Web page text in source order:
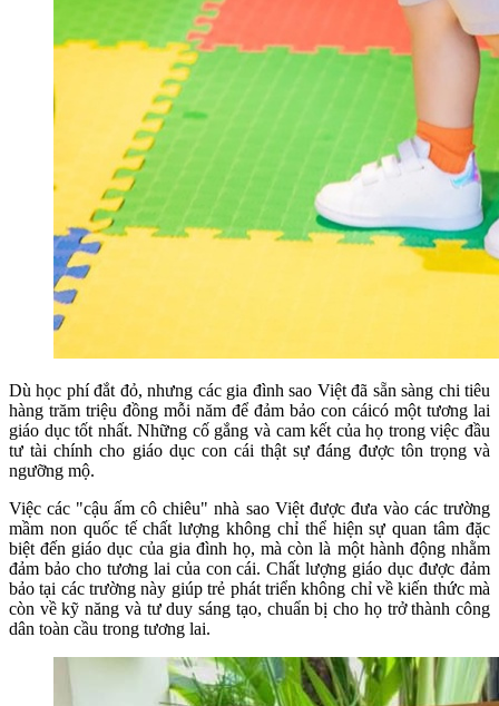
Dù học phí đắt đỏ, nhưng các gia đình sao Việt đã sẵn sàng chi tiêu
hàng trăm triệu đồng mỗi năm để đảm bảo con cáicó một tương lai
giáo dục tốt nhất. Những cố gắng và cam kết của họ trong việc đầu
tư tài chính cho giáo dục con cái thật sự đáng được tôn trọng và
ngưỡng mộ.
Việc các "cậu ấm cô chiêu" nhà sao Việt được đưa vào các trường
mầm non quốc tế chất lượng không chỉ thể hiện sự quan tâm đặc
biệt đến giáo dục của gia đình họ, mà còn là một hành động nhằm
đảm bảo cho tương lai của con cái. Chất lượng giáo dục được đảm
bảo tại các trường này giúp trẻ phát triển không chỉ về kiến thức mà
còn về kỹ năng và tư duy sáng tạo, chuẩn bị cho họ trở thành công
dân toàn cầu trong tương lai.